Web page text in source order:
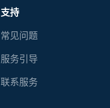
支持
常见问题
服务引导
联系服务